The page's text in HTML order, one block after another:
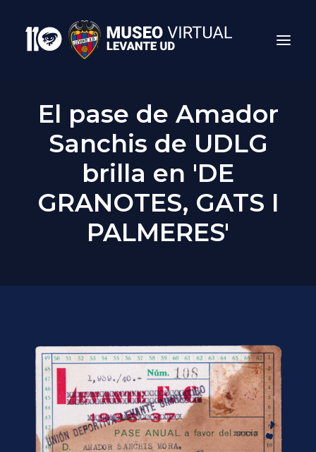
El pase de Amador
Sanchis de UDLG
brilla en 'DE
GRANOTES, GATS I
PALMERES'